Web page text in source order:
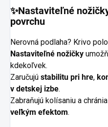
✨Nastaviteľné
povrchu
Nerovná podlaha? Krivo
Nastaviteľné nožičky
kdekoľvek.
Zaručujú stabilitu pri hre,
v detskej izbe.
Zabraňujú kolísaniu a
veľkým efektom.